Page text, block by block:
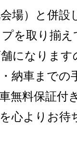
場）と併設
を取り揃
になりま
納車まで
無料保証付
心よりお待